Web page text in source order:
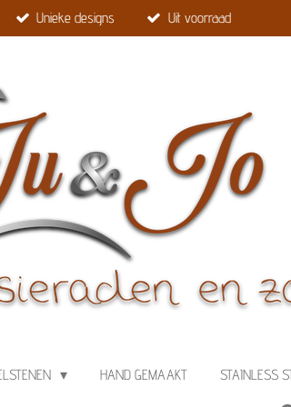
Unieke designs Uit voorraad
HAND GEMAAKT STAINLESS